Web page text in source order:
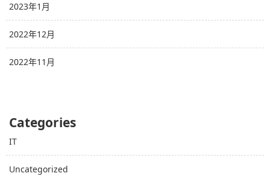
2023年1月
2022年12月
2022年11月
Categories
IT
Uncategorized